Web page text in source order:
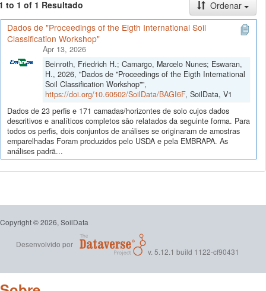
to 1 of 1 Resultado
Ordenar
Dados de "Proceedings of the Eigth International Soil
Classification Workshop"
Apr 13, 2026
Beinroth, Friedrich H.; Camargo, Marcelo Nunes; Eswaran,
H., 2026, "Dados de "Proceedings of the Eigth International
Soil Classification Workshop"",
https://doi.org/10.60502/SoilData/BAGI6F, SoilData, V1
Dados de 23 perfis e 171 camadas/horizontes de solo cujos dados
descritivos e analíticos completos são relatados da seguinte forma. Para
todos os perfis, dois conjuntos de análises se originaram de amostras
emparelhadas Foram produzidos pelo USDA e pela EMBRAPA. As
análises padrã...
Copyright © 2026, SoilData
Desenvolvido por
v. 5.12.1 build 1122-cf90431